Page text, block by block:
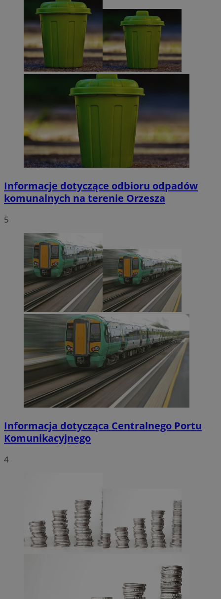
Informacje dotyczące odbioru odpadów
komunalnych na terenie Orzesza
5
Informacja dotycząca Centralnego Portu
Komunikacyjnego
4